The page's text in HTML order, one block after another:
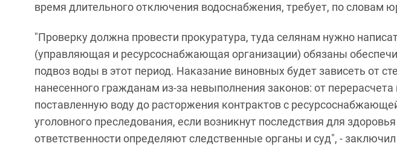
время длительного отключения водоснабжения, требует, по словам
"Проверку должна провести прокуратура, туда селянам нужно
(управляющая и ресурсоснабжающая организации) обязаны
подвоз воды в этот период. Наказание виновных будет зависеть от
нанесенного гражданам из-за невыполнения законов: от перерасчета
поставленную воду до расторжения контрактов с
уголовного преследования, если возникнут последствия для
ответственности определяют следственные органы и суд", -